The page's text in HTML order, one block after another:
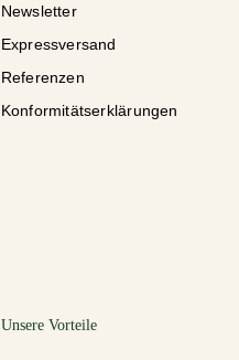
Newsletter
Expressversand
Referenzen
Konformitätserklärungen
Unsere Vorteile